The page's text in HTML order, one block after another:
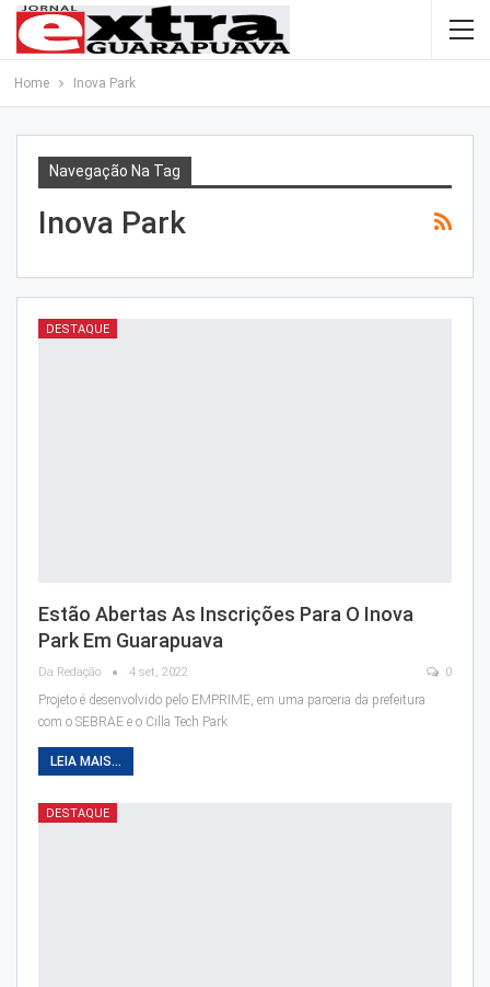
Home Inova Park
Navegação Na Tag
Inova Park
DESTAQUE
Estão Abertas As Inscrições Para O Inova
Park Em Guarapuava
Da Redação 4 set, 2022 0
Projeto é desenvolvido pelo EMPRIME, em uma parceria da prefeitura
com o SEBRAE e o Cilla Tech Park
LEIA MAIS...
DESTAQUE